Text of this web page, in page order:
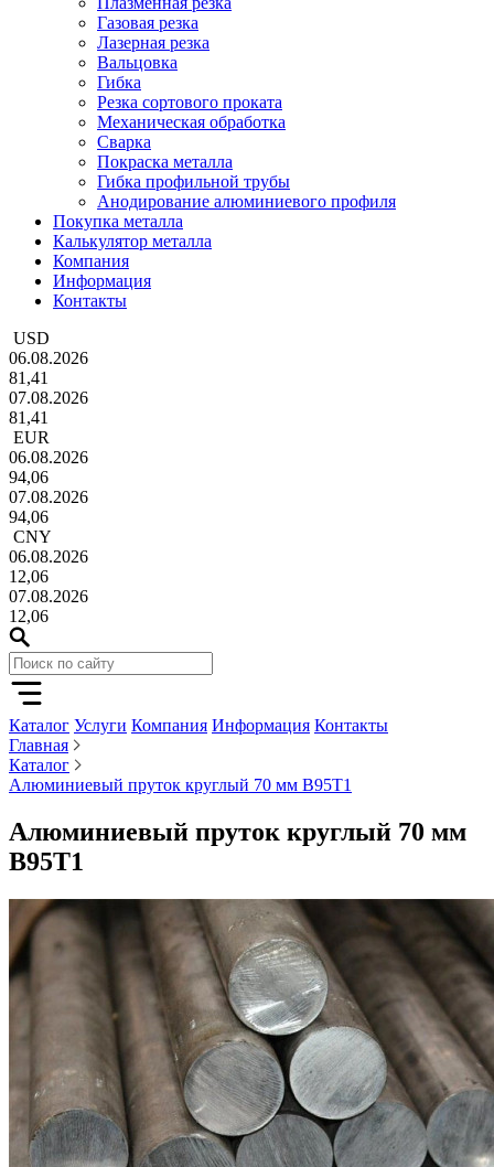
Газовая резка
Лазерная резка
Вальцовка
Гибка
Резка сортового проката
Механическая обработка
Сварка
Покраска металла
Гибка профильной трубы
Анодирование алюминиевого профиля
Покупка металла
Калькулятор металла
Компания
Информация
Контакты
USD
06.08.2026
81,41
07.08.2026
81,41
EUR
06.08.2026
94,06
07.08.2026
94,06
CNY
06.08.2026
12,06
07.08.2026
12,06
Каталог Услуги Компания Информация Контакты
Главная
Каталог
Алюминиевый пруток круглый 70 мм В95Т1
Алюминиевый пруток круглый 70 мм
В95Т1